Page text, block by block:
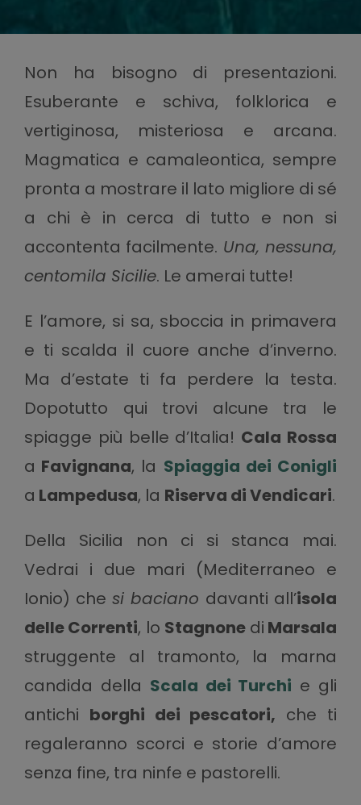
Non ha bisogno di presentazioni.
Esuberante e schiva, folklorica e
vertiginosa, misteriosa e arcana.
Magmatica e camaleontica, sempre
pronta a mostrare il lato migliore di sé
a chi è in cerca di tutto e non si
accontenta facilmente. Una, nessuna,
centomila Sicilie. Le amerai tutte!
E l’amore, si sa, sboccia in primavera
e ti scalda il cuore anche d’inverno.
Ma d’estate ti fa perdere la testa.
Dopotutto qui trovi alcune tra le
spiagge più belle d’Italia! Cala Rossa
a Favignana, la Spiaggia dei Conigli
a Lampedusa, la Riserva di Vendicari.
Della Sicilia non ci si stanca mai.
Vedrai i due mari (Mediterraneo e
Ionio) che si baciano davanti all’isola
delle Correnti, lo Stagnone di Marsala
struggente al tramonto, la marna
candida della Scala dei Turchi e gli
antichi borghi dei pescatori, che ti
regaleranno scorci e storie d’amore
senza fine, tra ninfe e pastorelli.